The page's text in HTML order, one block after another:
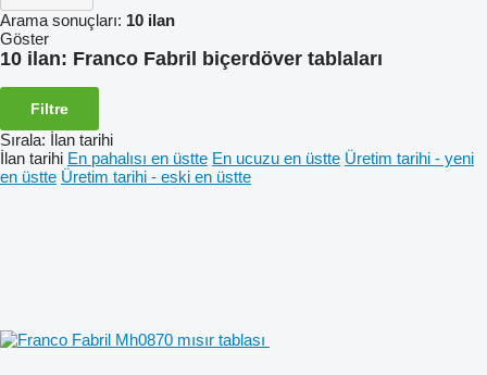
Arama sonuçları: 10 ilan
Göster
10 ilan: Franco Fabril biçerdöver tablaları
Filtre
Sırala: İlan tarihi
İlan tarihi En pahalısı en üstte En ucuzu en üstte Üretim tarihi - yeni
en üstte Üretim tarihi - eski en üstte